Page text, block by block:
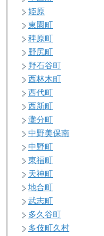
姫原
東園町
稗原町
野尻町
野石谷町
西林木町
西代町
西新町
灘分町
中野美保南
中野町
東福町
天神町
地合町
武志町
多久谷町
多伎町久村